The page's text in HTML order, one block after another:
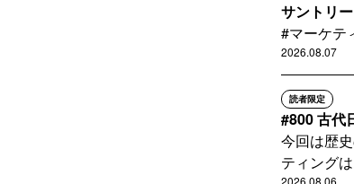
サントリ
#マーケテ
2026.08.07
読者限定
#800 古代
今回は歴
ティング
2026.08.06